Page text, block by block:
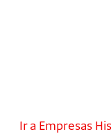
Ir a Empresas